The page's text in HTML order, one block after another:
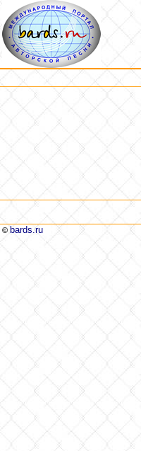
© bards.ru